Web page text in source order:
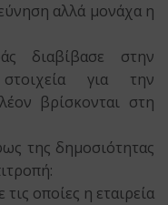
αλλά μονάχα η
διαβίβασε στην
για την
βρίσκονται στη
της δημοσιότητας
οποίες η εταιρεία